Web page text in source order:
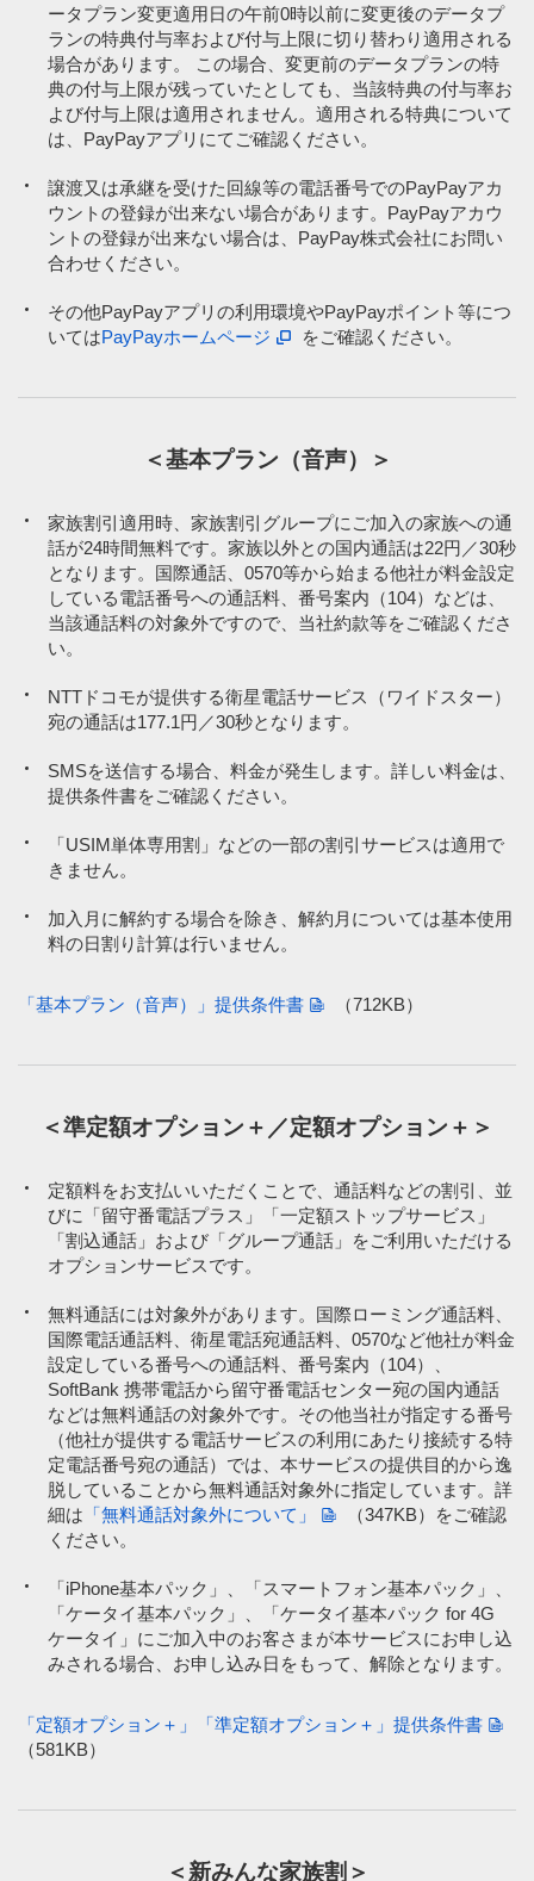
品券を除く）
プリペイドカード
入国時の税関手続きの支払い
JR東日本グループ運営の加盟店での商品代
ローン事業者への支払い
PayPayクレジットによるPayPay残高チャージ
調剤薬局併設のドラッグストアなどでのお支払いの場合に、ペイ
トク特典の対象外となる場合がございます。
ございます。
PayPayアプリを介して行われるPayPayカード ゴールド、PayPay
ず、PayPayポイントは付与されません。
品券を除く）
プリペイドカード
入国時の税関手続きの支払い
JR東日本グループ運営の加盟店での商品代
ローン事業者への支払い
PayPayクレジットによるPayPay残高チャージ
調剤薬局併設のドラッグストアなどでのお支払いの場合に、ペイ
トク特典の対象外となる場合がございます。
ございます。
PayPayアプリを介して行われるPayPayカード ゴールド、PayPay
ず、PayPayポイントは付与されません。
ータプラン変更適用日の午前0時以前に変更後のデータプ
ランの特典付与率および付与上限に切り替わり適用される
場合があります。 この場合、変更前のデータプランの特
典の付与上限が残っていたとしても、当該特典の付与率お
よび付与上限は適用されません。適用される特典について
は、PayPayアプリにてご確認ください。
譲渡又は承継を受けた回線等の電話番号でのPayPayアカ
ウントの登録が出来ない場合があります。PayPayアカウ
ントの登録が出来ない場合は、PayPay株式会社にお問い
合わせください。
その他PayPayアプリの利用環境やPayPayポイント等につ
いてはPayPayホームページ をご確認ください。
＜基本プラン（音声）＞
家族割引適用時、家族割引グループにご加入の家族への通
話が24時間無料です。家族以外との国内通話は22円／30秒
となります。国際通話、0570等から始まる他社が料金設定
している電話番号への通話料、番号案内（104）などは、
当該通話料の対象外ですので、当社約款等をご確認くださ
い。
NTTドコモが提供する衛星電話サービス（ワイドスター）
宛の通話は177.1円／30秒となります。
SMSを送信する場合、料金が発生します。詳しい料金は、
提供条件書をご確認ください。
「USIM単体専用割」などの一部の割引サービスは適用で
きません。
加入月に解約する場合を除き、解約月については基本使用
料の日割り計算は行いません。
「基本プラン（音声）」提供条件書 （712KB）
＜準定額オプション＋／定額オプション＋＞
定額料をお支払いいただくことで、通話料などの割引、並
びに「留守番電話プラス」「一定額ストップサービス」
「割込通話」および「グループ通話」をご利用いただける
オプションサービスです。
無料通話には対象外があります。国際ローミング通話料、
国際電話通話料、衛星電話宛通話料、0570など他社が料金
設定している番号への通話料、番号案内（104）、
SoftBank 携帯電話から留守番電話センター宛の国内通話
などは無料通話の対象外です。その他当社が指定する番号
（他社が提供する電話サービスの利用にあたり接続する特
定電話番号宛の通話）では、本サービスの提供目的から逸
脱していることから無料通話対象外に指定しています。詳
細は 「無料通話対象外について」 （347KB）
をご確認
ください。
「iPhone基本パック」、「スマートフォン基本パック」、
「ケータイ基本パック」、「ケータイ基本パック for 4G
ケータイ」にご加入中のお客さまが本サービスにお申し込
みされる場合、お申し込み日をもって、解除となります。
「定額オプション＋」「準定額オプション＋」提供条件書
（581KB）
＜新みんな家族割＞